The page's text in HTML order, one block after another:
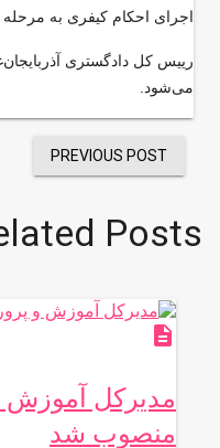
اجرای احکام کیفری به مرحله
رییس کل دادگستری
می‌شود.
PREVIOUS POST
Posts
description
مديركل آموزش
منصوب شد